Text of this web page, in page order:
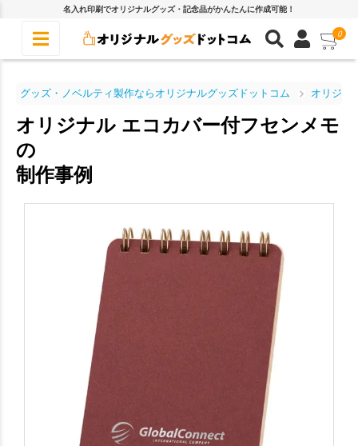
名入れ印刷でオリジナルグッズ・記念品がかんたんに作成可能！
0
グッズ・ノベルティ製作ならオリジナルグッズドットコム オリジナ
オリジナル エコカバー付フセンメモ
の
制作事例